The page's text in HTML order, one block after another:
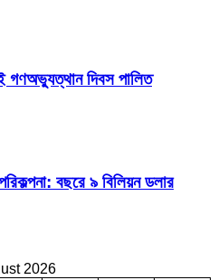
গণঅভ্যুত্থান দিবস পালিত
বছরে ৯ বিলিয়ন ডলার
2026